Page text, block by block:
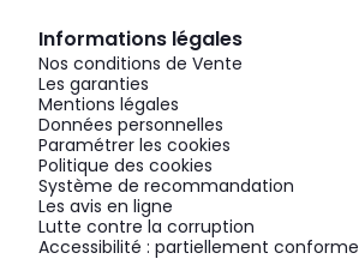
Informations légales
Nos conditions de Vente
Les garanties
Mentions légales
Données personnelles
Paramétrer les cookies
Politique des cookies
Système de recommandation
Les avis en ligne
Lutte contre la corruption
Accessibilité : partiellement conforme